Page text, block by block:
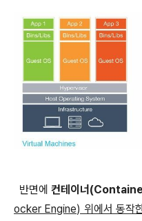
반면에 컨테이너
ocker Engine) 위에서 동작